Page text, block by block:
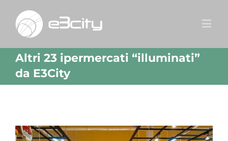
Altri 23 ipermercati “illuminati”
da E3City
View